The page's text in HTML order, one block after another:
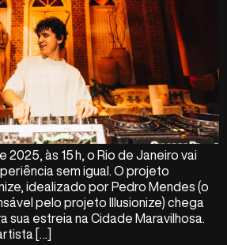
2025, às 15 h, o Rio de Janeiro vai
sem igual. O projeto
idealizado por Pedro Mendes (o
pelo projeto Illusionize) chega
sua estreia na Cidade Maravilhosa.
[…]